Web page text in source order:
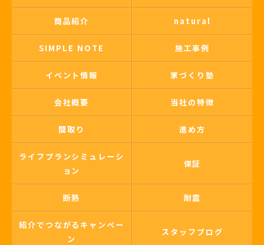
商品紹介 natural
SIMPLE NOTE 施工事例
イベント情報 家づくり塾
会社概要 当社の特徴
間取り 進め方
ライフプランシミュレーシ
ョン
保証
断熱 耐震
紹介でつながるキャンペー
ン
スタッフブログ